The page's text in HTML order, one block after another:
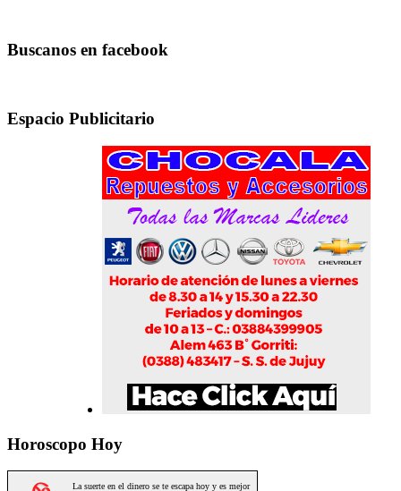
Buscanos en facebook
Espacio Publicitario
Horoscopo Hoy